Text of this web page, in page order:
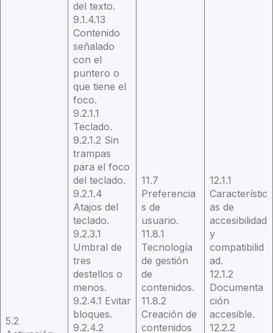
5.2
del texto.
9.1.4.13
Contenido
señalado
con el
puntero o
que tiene el
foco.
9.2.1.1
Teclado.
9.2.1.2 Sin
trampas
para el foco
del teclado.
9.2.1.4
Atajos del
teclado.
9.2.3.1
Umbral de
tres
destellos o
menos.
9.2.4.1 Evitar
bloques.
9.2.4.2
11.7
Preferencia
s de
usuario.
11.8.1
Tecnología
de gestión
de
contenidos.
11.8.2
Creación de
contenidos
12.1.1
Característic
as de
accesibilidad
y
compatibilid
ad.
12.1.2
Documenta
ción
accesible.
12.2.2